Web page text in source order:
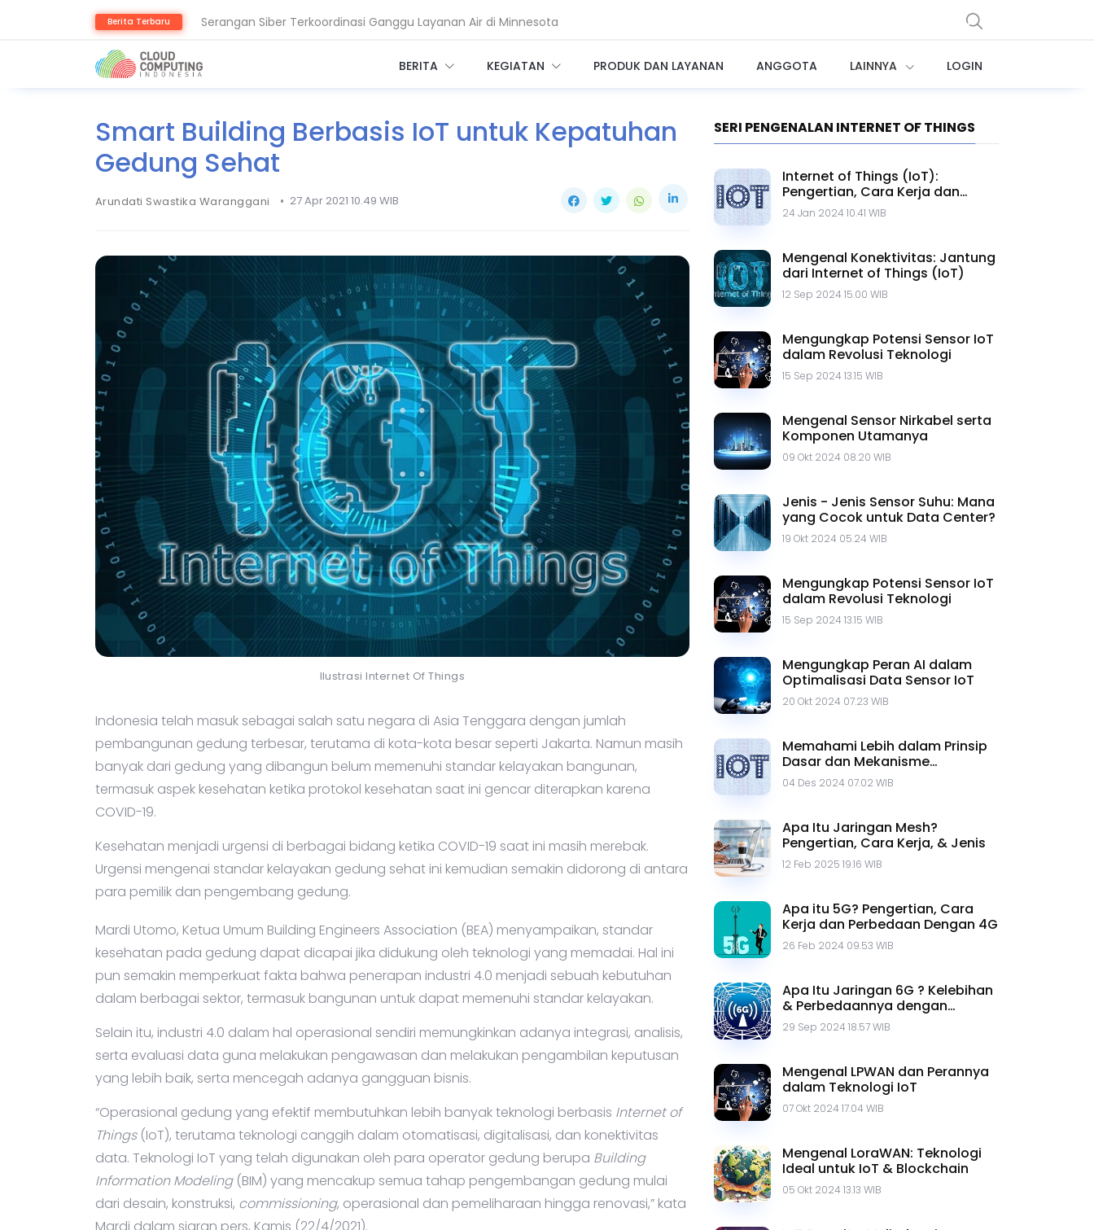
Berita Terbaru Serangan Siber Terkoordinasi Ganggu Layanan Air di Minnesota
Kaspersky: AI dan Geopolitik Ubah Lanskap Ancaman Siber
BERITA KEGIATAN PRODUK DAN LAYANAN ANGGOTA LAINNYA LOGIN
Smart Building Berbasis IoT untuk Kepatuhan
Gedung Sehat
Arundati Swastika Waranggani • 27 Apr 2021 10.49 WIB
Ilustrasi Internet Of Things
Indonesia telah masuk sebagai salah satu negara di Asia Tenggara dengan jumlah
pembangunan gedung terbesar, terutama di kota-kota besar seperti Jakarta. Namun masih
banyak dari gedung yang dibangun belum memenuhi standar kelayakan bangunan,
termasuk aspek kesehatan ketika protokol kesehatan saat ini gencar diterapkan karena
COVID-19.
Kesehatan menjadi urgensi di berbagai bidang ketika COVID-19 saat ini masih merebak.
Urgensi mengenai standar kelayakan gedung sehat ini kemudian semakin didorong di antara
para pemilik dan pengembang gedung.
Mardi Utomo, Ketua Umum Building Engineers Association (BEA) menyampaikan, standar
kesehatan pada gedung dapat dicapai jika didukung oleh teknologi yang memadai. Hal ini
pun semakin memperkuat fakta bahwa penerapan industri 4.0 menjadi sebuah kebutuhan
dalam berbagai sektor, termasuk bangunan untuk dapat memenuhi standar kelayakan.
Selain itu, industri 4.0 dalam hal operasional sendiri memungkinkan adanya integrasi, analisis,
serta evaluasi data guna melakukan pengawasan dan melakukan pengambilan keputusan
yang lebih baik, serta mencegah adanya gangguan bisnis.
“Operasional gedung yang efektif membutuhkan lebih banyak teknologi berbasis Internet of
Things(IoT), terutama teknologi canggih dalam otomatisasi, digitalisasi, dan konektivitas
data. Teknologi IoT yang telah digunakan oleh para operator gedung berupa Building
Information Modeling(BIM) yang mencakup semua tahap pengembangan gedung mulai
dari desain, konstruksi, commissioning, operasional dan pemeliharaan hingga renovasi,” kata
SERI PENGENALAN INTERNET OF THINGS
Internet of Things (IoT):
Pengertian, Cara Kerja dan
Contohnya
24 Jan 2024 10.41 WIB
Mengenal Konektivitas: Jantung
dari Internet of Things (IoT)
12 Sep 2024 15.00 WIB
Mengungkap Potensi Sensor IoT
dalam Revolusi Teknologi
15 Sep 2024 13.15 WIB
Mengenal Sensor Nirkabel serta
Komponen Utamanya
09 Okt 2024 08.20 WIB
Jenis - Jenis Sensor Suhu: Mana
yang Cocok untuk Data Center?
19 Okt 2024 05.24 WIB
Mengungkap Potensi Sensor IoT
dalam Revolusi Teknologi
15 Sep 2024 13.15 WIB
Mengungkap Peran AI dalam
Optimalisasi Data Sensor IoT
20 Okt 2024 07.23 WIB
Memahami Lebih dalam Prinsip
Dasar dan Mekanisme
Komunikasi IoT
04 Des 2024 07.02 WIB
Apa Itu Jaringan Mesh?
Pengertian, Cara Kerja, & Jenis
12 Feb 2025 19.16 WIB
Apa itu 5G? Pengertian, Cara
Kerja dan Perbedaan Dengan 4G
26 Feb 2024 09.53 WIB
Apa Itu Jaringan 6G ? Kelebihan
& Perbedaannya dengan
Jaringan 5G
29 Sep 2024 18.57 WIB
Mengenal LPWAN dan Perannya
dalam Teknologi IoT
07 Okt 2024 17.04 WIB
Mengenal LoraWAN: Teknologi
Ideal untuk IoT & Blockchain
05 Okt 2024 13.13 WIB